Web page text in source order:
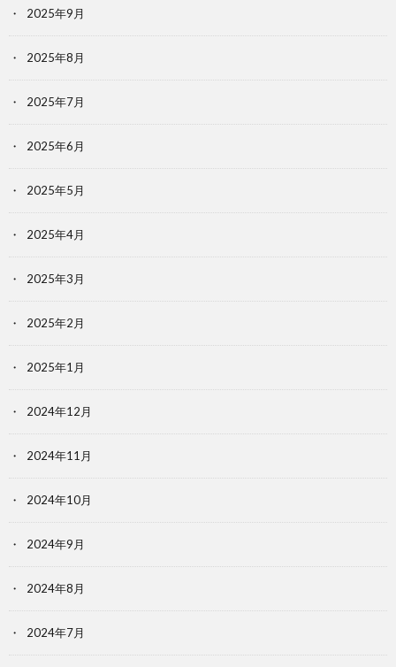
2025年9月
2025年8月
2025年7月
2025年6月
2025年5月
2025年4月
2025年3月
2025年2月
2025年1月
2024年12月
2024年11月
2024年10月
2024年9月
2024年8月
2024年7月